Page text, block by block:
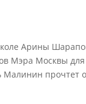
Арины
Мэра Москвы
Малинин прочтет